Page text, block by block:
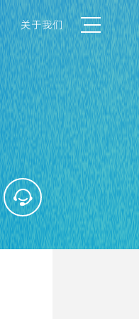
关于我们